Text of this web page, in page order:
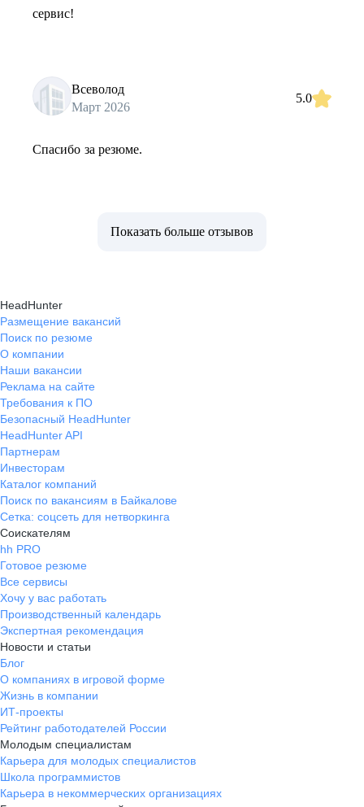
сервис!
Всеволод
Март 2026
5.0
Спасибо за резюме.
Показать больше отзывов
HeadHunter
Размещение вакансий
Поиск по резюме
О компании
Наши вакансии
Реклама на сайте
Требования к ПО
Безопасный HeadHunter
HeadHunter API
Партнерам
Инвесторам
Каталог компаний
Поиск по вакансиям в Байкалове
Сетка: соцсеть для нетворкинга
Соискателям
hh PRO
Готовое резюме
Все сервисы
Хочу у вас работать
Производственный календарь
Экспертная рекомендация
Новости и статьи
Блог
О компаниях в игровой форме
Жизнь в компании
ИТ-проекты
Рейтинг работодателей России
Молодым специалистам
Карьера для молодых специалистов
Школа программистов
Карьера в некоммерческих организациях